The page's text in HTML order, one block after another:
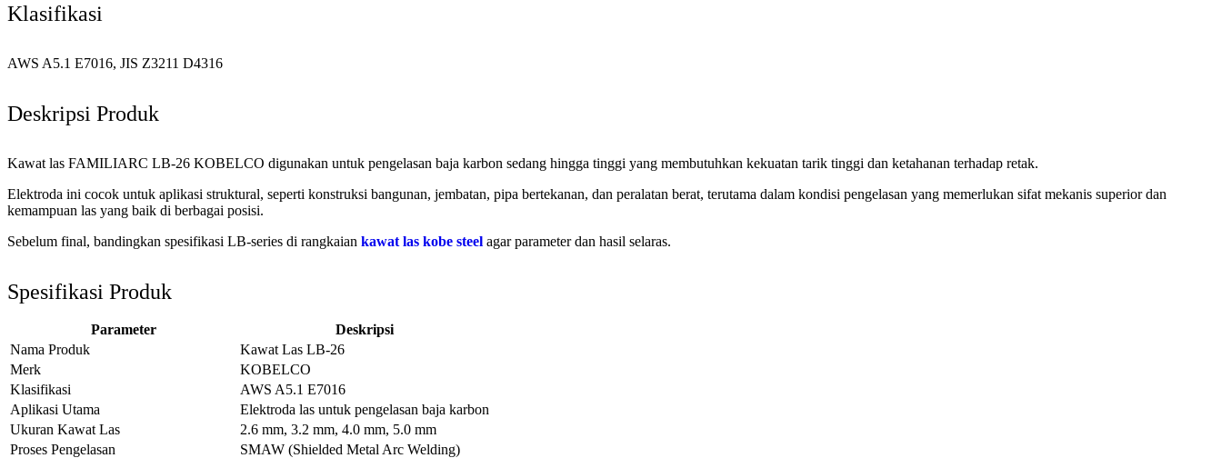
Klasifikasi
AWS A5.1 E7016, JIS Z3211 D4316
Deskripsi Produk
Kawat las FAMILIARC LB-26 KOBELCO digunakan untuk pengelasan baja karbon sedang hingga tinggi yang membutuhkan kekuatan tarik tinggi dan ketahanan terhadap retak.
Elektroda ini cocok untuk aplikasi struktural, seperti konstruksi bangunan, jembatan, pipa bertekanan, dan peralatan berat, terutama dalam kondisi pengelasan yang memerlukan sifat mekanis superior dan
kemampuan las yang baik di berbagai posisi.
Sebelum final, bandingkan spesifikasi LB-series di rangkaian kawat las kobe steel agar parameter dan hasil selaras.
Spesifikasi Produk
Parameter
Deskripsi
Nama Produk
Kawat Las LB-26
Merk
KOBELCO
Klasifikasi
AWS A5.1 E7016
Aplikasi Utama
Elektroda las untuk pengelasan baja karbon
Ukuran Kawat Las
2.6 mm, 3.2 mm, 4.0 mm, 5.0 mm
Proses Pengelasan
SMAW (Shielded Metal Arc Welding)